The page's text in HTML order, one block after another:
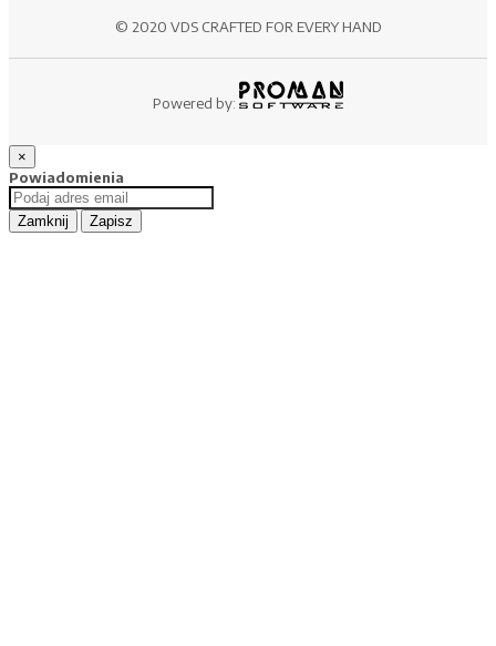
© 2020 VDS CRAFTED FOR EVERY HAND
Powered by:
×
Powiadomienia
Zamknij Zapisz